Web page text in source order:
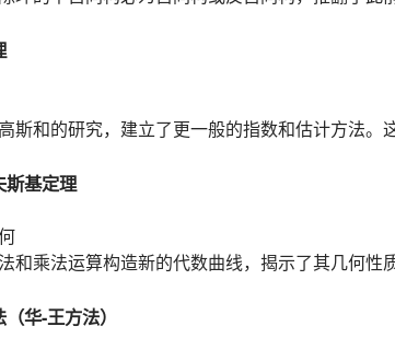
斯和的研究，建立了更一般的指数和估计方法
斯基定理
和乘法运算构造新的代数曲线，揭示了其几何性
华-王方法）